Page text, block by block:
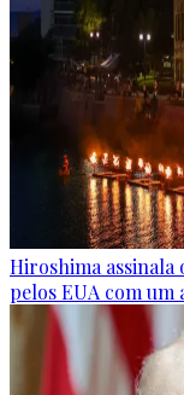
Hiroshima assinala
pelos EUA com